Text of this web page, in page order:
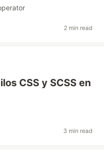
2 min read
CSS y SCSS en
3 min read